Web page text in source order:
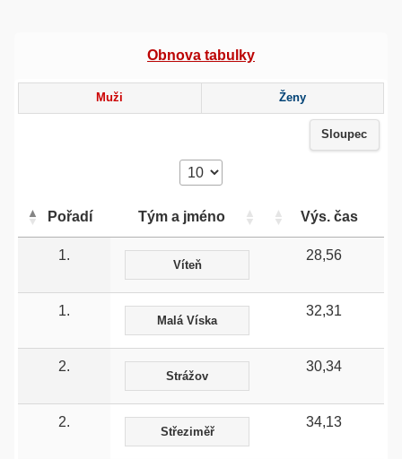
Obnova tabulky
Muži Ženy
Sloupec
Pořadí Tým a jméno Výs. čas
1.
Víteň
28,56
1.
Malá Víska
32,31
2.
Strážov
30,34
2.
Střeziměř
34,13